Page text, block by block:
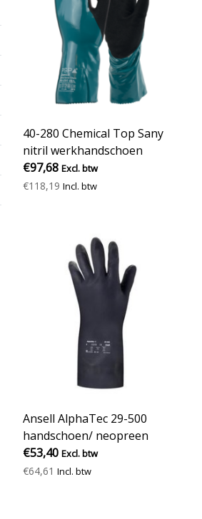
40-280 Chemical Top Sany
nitril werkhandschoen
€97,68 Excl. btw
€118,19 Incl. btw
Ansell AlphaTec 29-500
handschoen/ neopreen
(zwart)
€53,40 Excl. btw
€64,61 Incl. btw